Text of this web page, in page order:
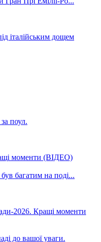
італійським дощем
моменти (ВІДЕО)
2026. Кращі моменти